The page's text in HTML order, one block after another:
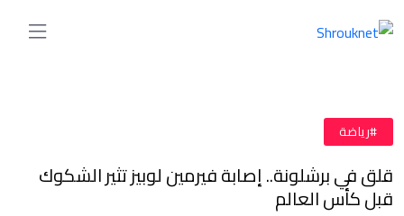
#رياضة
قلق في برشلونة.. إصابة فيرمين لوبيز تثير الشكوك
قبل كأس العالم